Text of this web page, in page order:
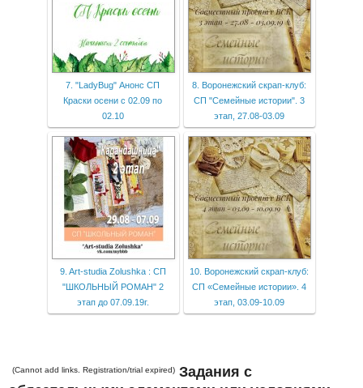
7. "LadyBug" Анонс СП
Краски осени с 02.09 по
02.10
8. Воронежский скрап-клуб:
СП "Семейные истории". 3
этап, 27.08-03.09
9. Art-studia Zolushka : СП
"ШКОЛЬНЫЙ РОМАН" 2
этап до 07.09.19г.
10. Воронежский скрап-клуб:
СП «Семейные истории». 4
этап, 03.09-10.09
(Cannot add links. Registration/trial expired) Задания с